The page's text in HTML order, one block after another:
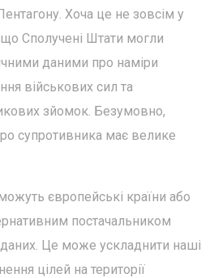
Хоча це не зовсім у
Сполучені Штати могли
даними про наміри
військових сил та
зйомок. Безумовно,
супротивника має велике
європейські країни або
постачальником
Це може ускладнити наші
цілей на території